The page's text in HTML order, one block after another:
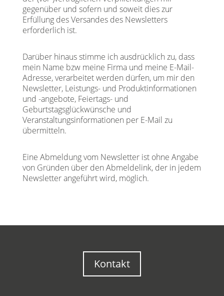
gegenüber und sofern und soweit dies zur
Erfüllung des Versandes des Newsletters
erforderlich ist.
Darüber hinaus stimme ich ausdrücklich zu, dass
mein Name bzw meine Firma und meine E-Mail-
Adresse, verarbeitet werden dürfen, um mir den
Newsletter, Leistungs- und Produktinformationen
und -angebote, Feiertags- und
Geburtstagsglückwünsche und
Veranstaltungsinformationen per E-Mail zu
übermitteln.
Eine Abmeldung vom Newsletter ist ohne Angabe
von Gründen über den Abmeldelink, der in jedem
Newsletter angeführt wird, möglich.
Kontakt